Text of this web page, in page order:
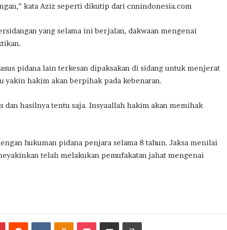
kata Aziz seperti dikutip dari cnnindonesia.com
yang selama ini berjalan, dakwaan mengenai
pidana lain terkesan dipaksakan di sidang untuk menjerat
yakin hakim akan berpihak pada kebenaran.
dan hasilnya tentu saja. Insyaallah hakim akan memihak
hukuman pidana penjara selama 8 tahun. Jaksa menilai
telah melakukan pemufakatan jahat mengenai
PinterestReddit VKontakteOdnoklassniki
Pocket Share via Email Print